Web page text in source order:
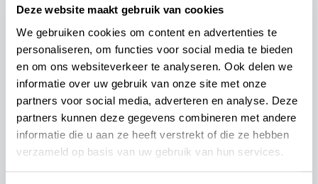
Deze website maakt gebruik van cookies
We gebruiken cookies om content en advertenties te
personaliseren, om functies voor social media te bieden
en om ons websiteverkeer te analyseren. Ook delen we
informatie over uw gebruik van onze site met onze
partners voor social media, adverteren en analyse. Deze
partners kunnen deze gegevens combineren met andere
informatie die u aan ze heeft verstrekt of die ze hebben
verzameld op basis van uw gebruik van hun services.
startnotitie
aanmelden Concept kerndoelen kerndoelenteams
Fase van beproeven artikel functionele kerndoelen
interview Blog (v)so infographic OCW
rekenen en wiskunde Actualisatie
Nederlands reset